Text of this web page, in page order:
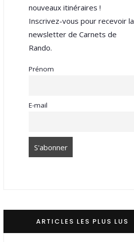
nouveaux itinéraires !
Inscrivez-vous pour recevoir la
newsletter de Carnets de
Rando.
Prénom
E-mail
ARTICLES LES PLUS LUS